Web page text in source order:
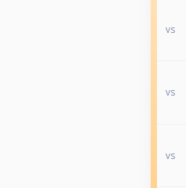
vs
vs
vs